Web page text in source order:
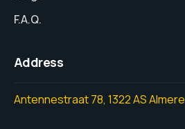
F.A.Q.
Address
Antennestraat 78, 1322 AS Almere